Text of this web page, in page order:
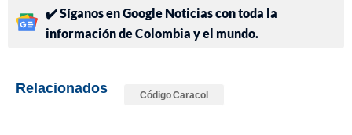
✔️ Síganos en Google Noticias con toda la
información de Colombia y el mundo.
Relacionados Código Caracol